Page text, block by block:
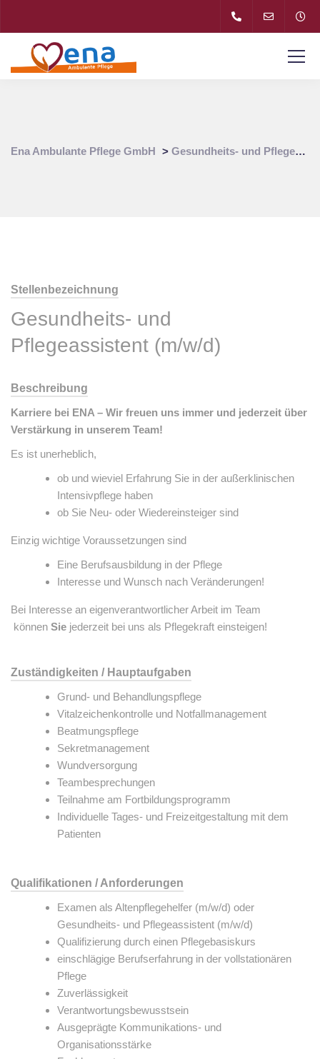
Ena Ambulante Pflege GmbH > Gesundheits- und Pflegeassistent (m/w/d)
Stellenbezeichnung
Gesundheits- und
Pflegeassistent (m/w/d)
Beschreibung
Karriere bei ENA – Wir freuen uns immer und jederzeit über
Verstärkung in unserem Team!
Es ist unerheblich,
ob und wieviel Erfahrung Sie in der außerklinischen
Intensivpflege haben
ob Sie Neu- oder Wiedereinsteiger sind
Einzig wichtige Voraussetzungen sind
Eine Berufsausbildung in der Pflege
Interesse und Wunsch nach Veränderungen!
Bei Interesse an eigenverantwortlicher Arbeit im Team
können Sie jederzeit bei uns als Pflegekraft einsteigen!
Zuständigkeiten / Hauptaufgaben
Grund- und Behandlungspflege
Vitalzeichenkontrolle und Notfallmanagement
Beatmungspflege
Sekretmanagement
Wundversorgung
Teambesprechungen
Teilnahme am Fortbildungsprogramm
Individuelle Tages- und Freizeitgestaltung mit dem
Patienten
Qualifikationen / Anforderungen
Examen als Altenpflegehelfer (m/w/d) oder
Gesundheits- und Pflegeassistent (m/w/d)
Qualifizierung durch einen Pflegebasiskurs
einschlägige Berufserfahrung in der vollstationären
Pflege
Zuverlässigkeit
Verantwortungsbewusstsein
Ausgeprägte Kommunikations- und
Organisationsstärke